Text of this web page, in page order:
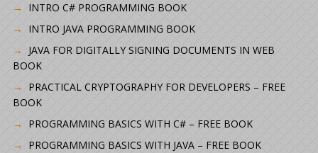
INTRO C# PROGRAMMING BOOK
INTRO JAVA PROGRAMMING BOOK
JAVA FOR DIGITALLY SIGNING DOCUMENTS IN WEB
BOOK
PRACTICAL CRYPTOGRAPHY FOR DEVELOPERS – FREE
BOOK
PROGRAMMING BASICS WITH C# – FREE BOOK
PROGRAMMING BASICS WITH JAVA – FREE BOOK